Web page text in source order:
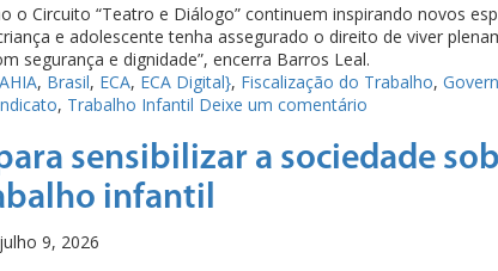
o Circuito “Teatro e Diálogo” continuem inspirando novos
e adolescente tenha assegurado o direito de viver
segurança e dignidade”, encerra Barros Leal.
, Brasil, ECA, ECA Digital}, Fiscalização do Trabalho,
, Trabalho Infantil Deixe um comentário
sensibilizar a sociedade
infantil
julho 9, 2026